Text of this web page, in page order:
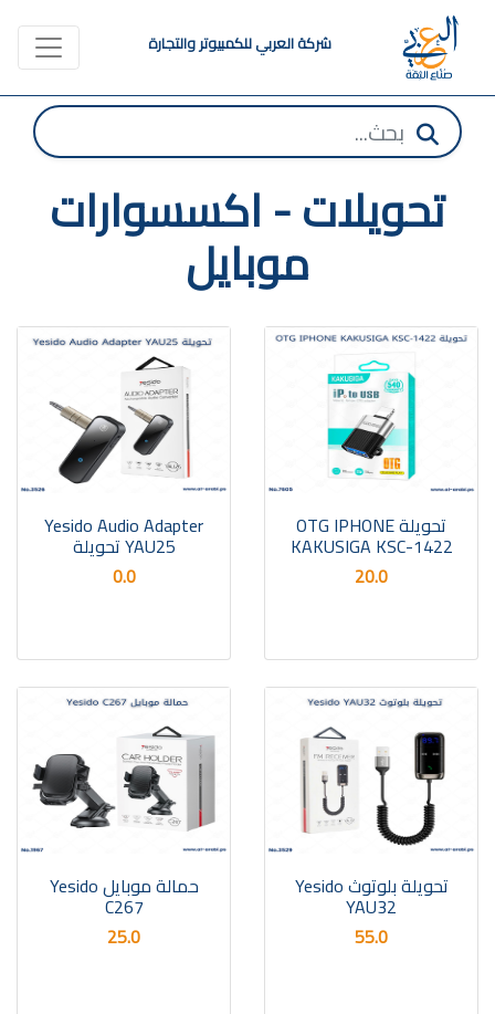
شركة العربي للكمبيوتر والتجارة
تحويلات - اكسسوارات
موبايل
تحويلة OTG IPHONE
KAKUSIGA KSC-1422
20.0
Yesido Audio Adapter
YAU25 تحويلة
0.0
تحويلة بلوتوث Yesido
YAU32
55.0
حمالة موبايل Yesido
C267
25.0